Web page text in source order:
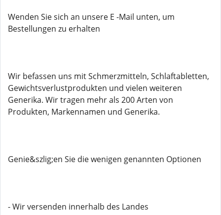
Wenden Sie sich an unsere E -Mail unten, um
Bestellungen zu erhalten
Wir befassen uns mit Schmerzmitteln, Schlaftabletten,
Gewichtsverlustprodukten und vielen weiteren
Generika. Wir tragen mehr als 200 Arten von
Produkten, Markennamen und Generika.
Genie&szlig;en Sie die wenigen genannten Optionen
- Wir versenden innerhalb des Landes